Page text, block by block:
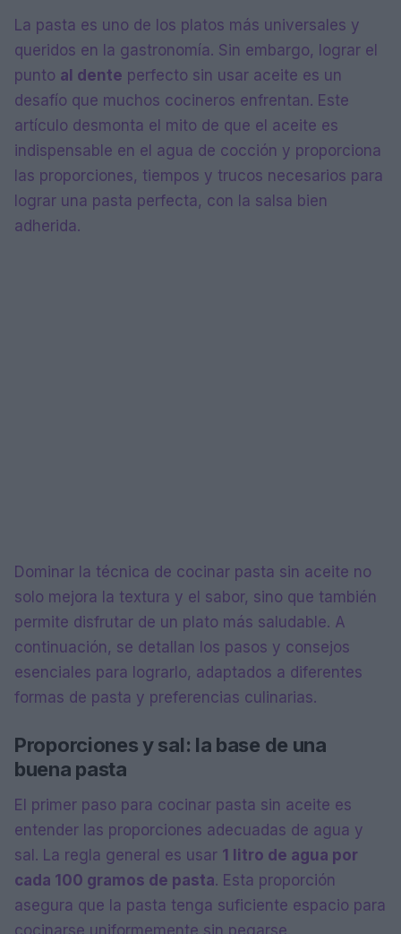
La pasta es uno de los platos más universales y
queridos en la gastronomía. Sin embargo, lograr el
punto al dente perfecto sin usar aceite es un
desafío que muchos cocineros enfrentan. Este
artículo desmonta el mito de que el aceite es
indispensable en el agua de cocción y proporciona
las proporciones, tiempos y trucos necesarios para
lograr una pasta perfecta, con la salsa bien
adherida.
Dominar la técnica de cocinar pasta sin aceite no
solo mejora la textura y el sabor, sino que también
permite disfrutar de un plato más saludable. A
continuación, se detallan los pasos y consejos
esenciales para lograrlo, adaptados a diferentes
formas de pasta y preferencias culinarias.
Proporciones y sal: la base de una
buena pasta
El primer paso para cocinar pasta sin aceite es
entender las proporciones adecuadas de agua y
sal. La regla general es usar 1 litro de agua por
cada 100 gramos de pasta. Esta proporción
asegura que la pasta tenga suficiente espacio para